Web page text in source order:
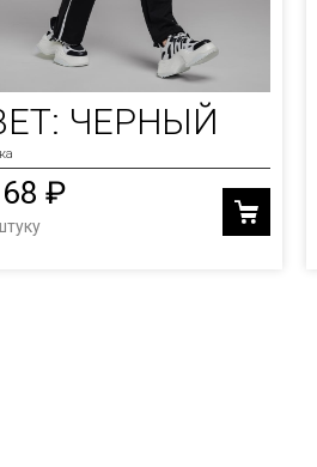
ЧЕРНЫЙ
₽